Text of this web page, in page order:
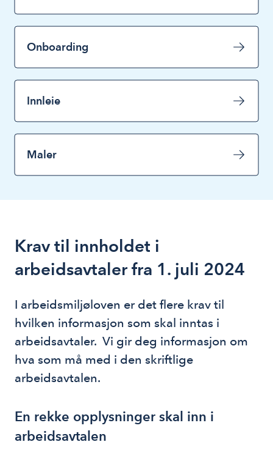
Onboarding
Innleie
Maler
Krav til innholdet i
arbeidsavtaler fra 1. juli 2024
I arbeidsmiljøloven er det flere krav til
hvilken informasjon som skal inntas i
arbeidsavtaler.  Vi gir deg informasjon om
hva som må med i den skriftlige
arbeidsavtalen.
En rekke opplysninger skal inn i
arbeidsavtalen